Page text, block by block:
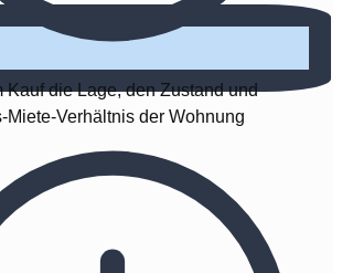
Kauf die Lage, den Zustand und
Miete-Verhältnis der Wohnung